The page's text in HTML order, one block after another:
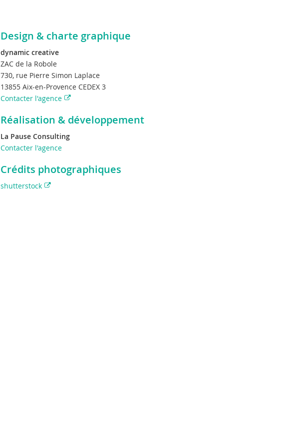
Design & charte graphique
dynamic creative
ZAC de la Robole
730, rue Pierre Simon Laplace
13855 Aix-en-Provence CEDEX 3
Contacter l'agence
Réalisation & développement
La Pause Consulting
Contacter l'agence
Crédits photographiques
shutterstock